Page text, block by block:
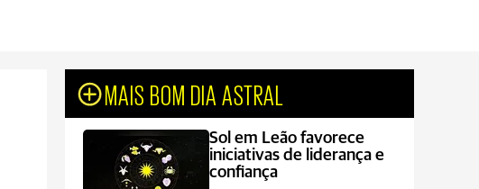
MAIS BOM DIA ASTRAL
Sol em Leão favorece
iniciativas de liderança e
confiança